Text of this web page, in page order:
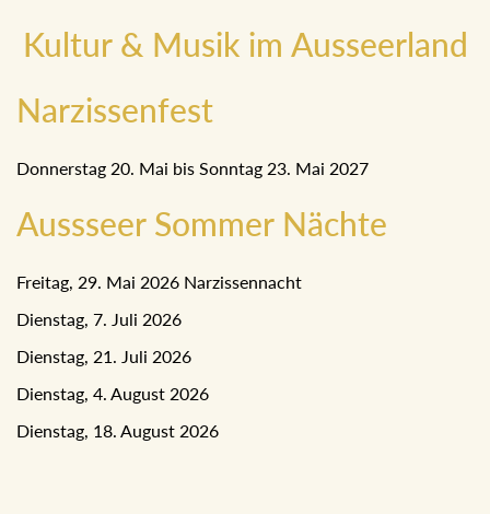
Kultur & Musik im Ausseerland
Narzissenfest
Donnerstag 20. Mai bis Sonntag 23. Mai 2027
Aussseer Sommer Nächte
Freitag, 29. Mai 2026 Narzissennacht
Dienstag, 7. Juli 2026
Dienstag, 21. Juli 2026
Dienstag, 4. August 2026
Dienstag, 18. August 2026